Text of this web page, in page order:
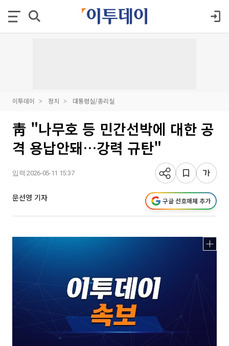
이투데이 정치 대통령실/총리실
靑 "나무호 등 민간선박에 대한 공
격 용납안돼…강력 규탄"
입력 2026-05-11 15:37
문선영 기자 구글 선호매체 추가